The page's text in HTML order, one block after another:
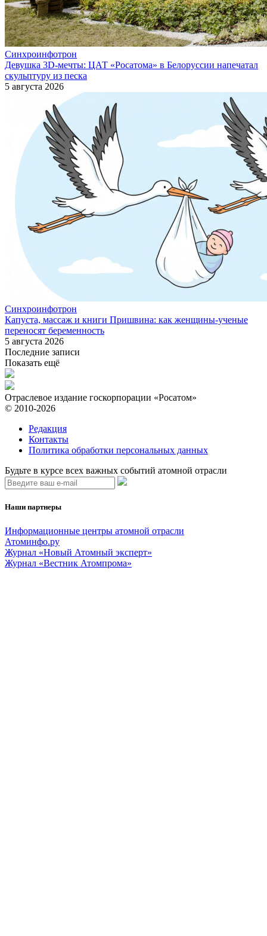
Синхроинфотрон
Девушка 3D-мечты: ЦАТ «Росатома» в Белоруссии напечатал
скульптуру из песка
5 августа 2026
Синхроинфотрон
Капуста, массаж и книги Пришвина: как женщины-ученые
переносят беременность
5 августа 2026
Последние записи
Показать ещё
Отраслевое издание госкорпорации «Росатом»
© 2010-2026
Редакция
Контакты
Политика обработки персональных данных
Будьте в курсе всех важных событий атомной отрасли
Наши партнеры
Информационные центры атомной отрасли
Атоминфо.ру
Журнал «Новый Атомный эксперт»
Журнал «Вестник Атомпрома»